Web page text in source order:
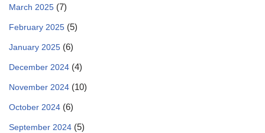
March 2025 (7)
February 2025 (5)
January 2025 (6)
December 2024 (4)
November 2024 (10)
October 2024 (6)
September 2024 (5)